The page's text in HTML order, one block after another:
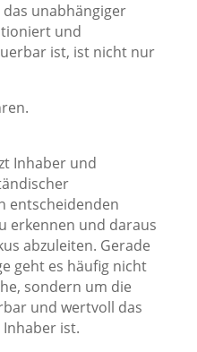
unabhängiger
und
ist, ist nicht nur
Inhaber und
entscheidenden
erkennen und daraus
abzuleiten. Gerade
geht es häufig nicht
sondern um die
und wertvoll das
ist.